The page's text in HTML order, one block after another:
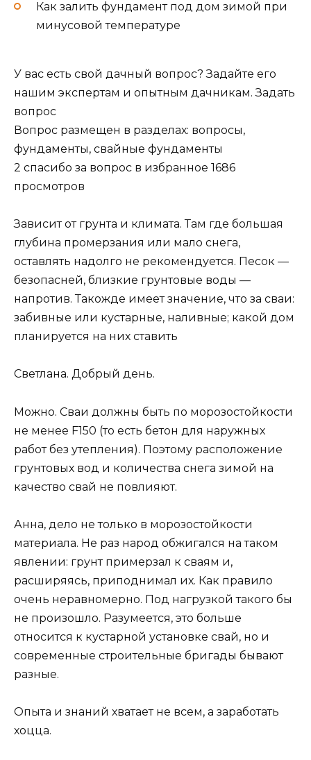
Как залить фундамент под дом зимой при
минусовой температуре
У вас есть свой дачный вопрос? Задайте его
нашим экспертам и опытным дачникам. Задать
вопрос
Вопрос размещен в разделах: вопросы,
фундаменты, свайные фундаменты
2 спасибо за вопрос в избранное 1686
просмотров
Зависит от грунта и климата. Там где большая
глубина промерзания или мало снега,
оставлять надолго не рекомендуется. Песок —
безопасней, близкие грунтовые воды —
напротив. Такожде имеет значение, что за сваи:
забивные или кустарные, наливные; какой дом
планируется на них ставить
Светлана. Добрый день.
Можно. Сваи должны быть по морозостойкости
не менее F150 (то есть бетон для наружных
работ без утепления). Поэтому расположение
грунтовых вод и количества снега зимой на
качество свай не повлияют.
Анна, дело не только в морозостойкости
материала. Не раз народ обжигался на таком
явлении: грунт примерзал к сваям и,
расширяясь, приподнимал их. Как правило
очень неравномерно. Под нагрузкой такого бы
не произошло. Разумеется, это больше
относится к кустарной установке свай, но и
современные строительные бригады бывают
разные.
Опыта и знаний хватает не всем, а заработать
хоцца.